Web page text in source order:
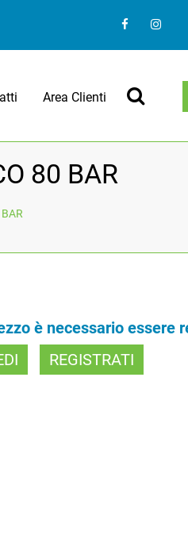
Area Clienti
80 BAR
è necessario essere
REGISTRATI